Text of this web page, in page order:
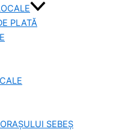
PLATĂ
SEBEȘ